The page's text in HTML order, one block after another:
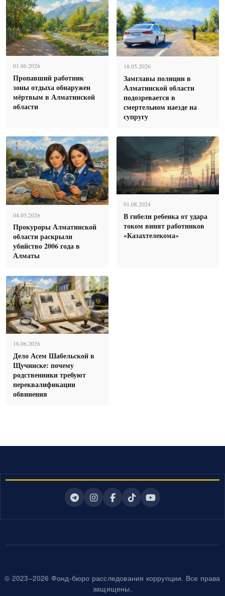
01.06.2026
Пропавший работник
зоны отдыха обнаружен
мёртвым в Алматинской
области
18.05.2026
Замглавы полиции в
Алматинской области
подозревается в
смертельном наезде на
супругу
04.03.2026
Прокуроры Алматинской
области раскрыли
убийство 2006 года в
Алматы
01.08.2024
В гибели ребенка от удара
током винят работников
«Казахтелекома»
18.06.2026
Дело Асем Шабельской в
Щучинске: почему
родственники требуют
переквалификации
обвинения
© 2023–2026 Фонд-бюро расследования коррупции. Все права
защищены.